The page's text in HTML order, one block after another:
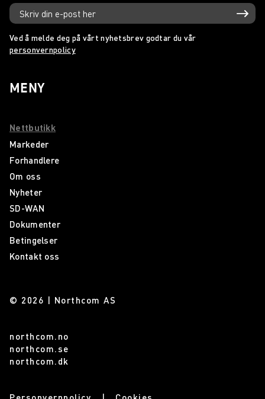
Ved å melde deg på vårt nyhetsbrev godtar du vår
personvernpolicy
MENY
Nettbutikk
Markeder
Forhandlere
Om oss
Nyheter
SD-WAN
Dokumenter
Betingelser
Kontakt oss
© 2026 | Northcom AS
northcom.no
northcom.se
northcom.dk